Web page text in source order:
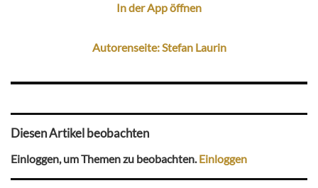
In der App öffnen
Autorenseite: Stefan Laurin
Diesen Artikel beobachten
Einloggen, um Themen zu beobachten.Einloggen